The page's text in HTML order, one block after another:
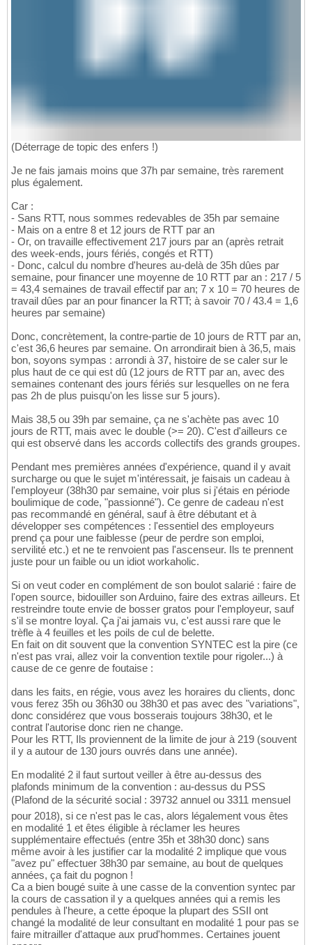
(Déterrage de topic des enfers !)
Je ne fais jamais moins que 37h par semaine, très rarement
plus également.
Car :
- Sans RTT, nous sommes redevables de 35h par semaine
- Mais on a entre 8 et 12 jours de RTT par an
- Or, on travaille effectivement 217 jours par an (après retrait
des week-ends, jours fériés, congés et RTT)
- Donc, calcul du nombre d'heures au-delà de 35h dûes par
semaine, pour financer une moyenne de 10 RTT par an : 217 / 5
= 43,4 semaines de travail effectif par an; 7 x 10 = 70 heures de
travail dûes par an pour financer la RTT; à savoir 70 / 43.4 = 1,6
heures par semaine)
Donc, concrètement, la contre-partie de 10 jours de RTT par an,
c'est 36,6 heures par semaine. On arrondirait bien à 36,5, mais
bon, soyons sympas : arrondi à 37, histoire de se caler sur le
plus haut de ce qui est dû (12 jours de RTT par an, avec des
semaines contenant des jours fériés sur lesquelles on ne fera
pas 2h de plus puisqu'on les lisse sur 5 jours).
Mais 38,5 ou 39h par semaine, ça ne s'achète pas avec 10
jours de RTT, mais avec le double (>= 20). C'est d'ailleurs ce
qui est observé dans les accords collectifs des grands groupes.
Pendant mes premières années d'expérience, quand il y avait
surcharge ou que le sujet m'intéressait, je faisais un cadeau à
l'employeur (38h30 par semaine, voir plus si j'étais en période
boulimique de code, "passionné"). Ce genre de cadeau n'est
pas recommandé en général, sauf à être débutant et à
développer ses compétences : l'essentiel des employeurs
prend ça pour une faiblesse (peur de perdre son emploi,
servilité etc.) et ne te renvoient pas l'ascenseur. Ils te prennent
juste pour un faible ou un idiot workaholic.
Si on veut coder en complément de son boulot salarié : faire de
l'open source, bidouiller son Arduino, faire des extras ailleurs. Et
restreindre toute envie de bosser gratos pour l'employeur, sauf
s'il se montre loyal. Ça j'ai jamais vu, c'est aussi rare que le
trèfle à 4 feuilles et les poils de cul de belette.
En fait on dit souvent que la convention SYNTEC est la pire (ce
n'est pas vrai, allez voir la convention textile pour rigoler...) à
cause de ce genre de foutaise :
dans les faits, en régie, vous avez les horaires du clients, donc
vous ferez 35h ou 36h30 ou 38h30 et pas avec des "variations",
donc considérez que vous bosserais toujours 38h30, et le
contrat l'autorise donc rien ne change.
Pour les RTT, Ils proviennent de la limite de jour à 219 (souvent
il y a autour de 130 jours ouvrés dans une année).
En modalité 2 il faut surtout veiller à être au-dessus des
plafonds minimum de la convention : au-dessus du PSS
(Plafond de la sécurité social : 39732 annuel ou 3311 mensuel
pour 2018), si ce n'est pas le cas, alors légalement vous êtes
en modalité 1 et êtes éligible à réclamer les heures
supplémentaire effectués (entre 35h et 38h30 donc) sans
même avoir à les justifier car la modalité 2 implique que vous
"avez pu" effectuer 38h30 par semaine, au bout de quelques
années, ça fait du pognon !
Ca a bien bougé suite à une casse de la convention syntec par
la cours de cassation il y a quelques années qui a remis les
pendules à l'heure, a cette époque la plupart des SSII ont
changé la modalité de leur consultant en modalité 1 pour pas se
faire mitrailler d'attaque aux prud'hommes. Certaines jouent